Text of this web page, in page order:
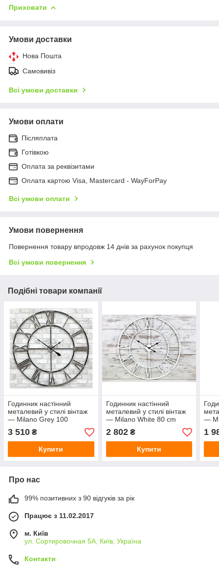
Приховати
Умови доставки
Нова Пошта
Самовивіз
Всі умови доставки
Умови оплати
Післяплата
Готівкою
Оплата за реквізитами
Оплата картою Visa, Mastercard - WayForPay
Всі умови оплати
Умови повернення
Повернення товару впродовж 14 днів за рахунок покупця
Всі умови повернення
Подібні товари компанії
Годинник настінний
металевий у стилі вінтаж
— Milano Grey 100
3 510 ₴
Купити
Годинник настінний
металевий у стилі вінтаж
— Milano White 80 cm
2 802₴
Купити
—
1
Про нас
99% позитивних з 90 відгуків за рік
Працює з 11.02.2017
м. Київ
ул. Сортировочная 5А, Київ, Україна
Контакти